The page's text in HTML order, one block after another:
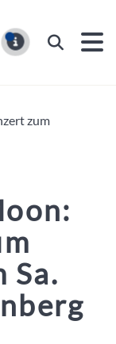
Suchen
zum
Sa.